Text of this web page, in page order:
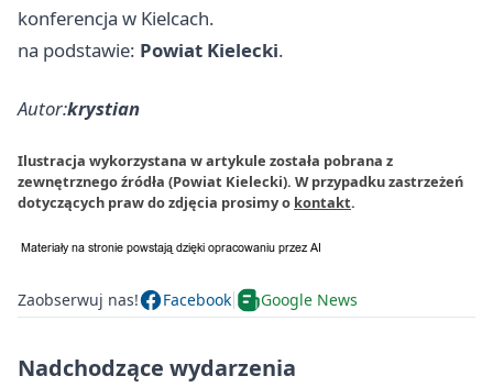
konferencja w Kielcach.
na podstawie: Powiat Kielecki.
Autor:krystian
Ilustracja wykorzystana w artykule została pobrana z
zewnętrznego źródła (Powiat Kielecki). W przypadku zastrzeżeń
dotyczących praw do zdjęcia prosimy o kontakt.
Zaobserwuj nas! Facebook Google News
Nadchodzące wydarzenia